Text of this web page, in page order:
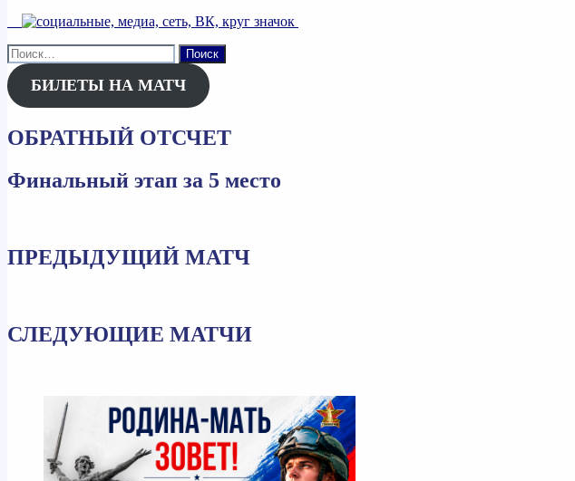
Найти:
БИЛЕТЫ НА МАТЧ
ОБРАТНЫЙ ОТСЧЕТ
Финальный этап за 5 место
ПРЕДЫДУЩИЙ МАТЧ
СЛЕДУЮЩИЕ МАТЧИ